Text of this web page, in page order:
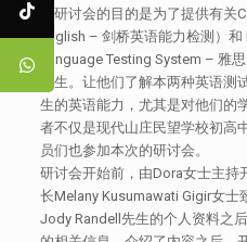
本研讨会的目的是为了提供有
English – 剑桥英语能力检测）和
Language Testing System – 雅
学生。让他们了解本两种英语
生的英语能力，尤其是对他们的
者不仅是现代山庄民望学校初高
员们也参加本次的研讨会。
研讨会开始前，由Dora女士主持
长Melany Kusumawati Gigir女
Jody Randell先生的个人资料之